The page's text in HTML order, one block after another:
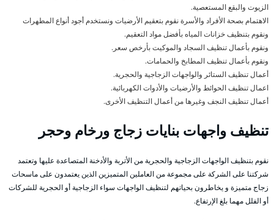
الزيوت والبقع المستعصية.
الاهتمام بصحة الأفراد والأسرة نقوم بتعقيم الأرضيات ونستخدم أجود أنواع المطهرات
ونقوم بتنظيف خزانات المياه بأفضل مواد التعقيم.
ونقوم بأعمال تنظيف السجاد والموكيت بأرخص سعر.
ونقوم بأعمال تنظيف المطابخ والحمامات.
أعمال تنظيف الستائر والواجهات الزجاجية والحجرية.
اعمال تنظيف الحوائط والأرضيات والأدوات الكهربائية.
أعمال تنظيف النجف وغيرها من أعمال التنظيف الأخرى.
تنظيف واجهات بنايات زجاج ورخام وحجر
نقوم بتنظيف الواجهات الزجاجية والحجرية من الأتربة والأدخنة المتصاعدة عليها وتعتمد
شركتنا على الشركة على مجموعة من العاملين المتميزين الذين يعتمدون على ماسحات
زجاج متميزة و يخاطرون بحياتهم لتنظيف الواجهات سواء الزجاجية أو الحجرية للشركات
أو الفلل مهما بلغ الإرتفاع.